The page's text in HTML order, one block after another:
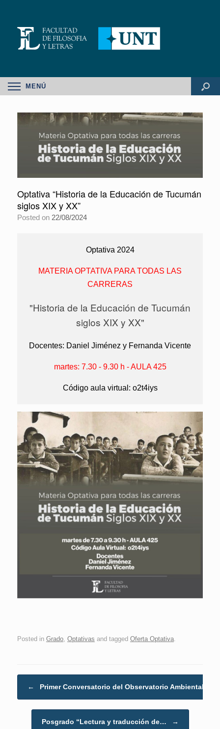
MENÚ
Optativa “Historia de la Educación de Tucumán
siglos XIX y XX”
Posted on 22/08/2024
Optativa 2024
MATERIA OPTATIVA PARA TODAS LAS
CARRERAS
"Historia de la Educación de Tucumán
siglos XIX y XX"
Docentes: Daniel Jiménez y Fernanda Vicente
martes: 7.30 - 9.30 h - AULA 425
Código aula virtual: o2t4iys
Posted in Grado, Optativas and tagged Oferta Optativa.
← Primer Conversatorio del Observatorio Ambiental…
Posgrado “Lectura y traducción de… →